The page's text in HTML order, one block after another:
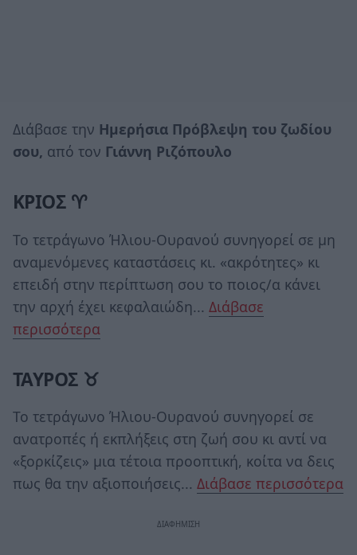
Διάβασε την Ημερήσια Πρόβλεψη του ζωδίου
σου, από τον Γιάννη Ριζόπουλο
ΚΡΙΟΣ ♈
Το τετράγωνο Ήλιου-Ουρανού συνηγορεί σε μη
αναμενόμενες καταστάσεις κι. «ακρότητες» κι
επειδή στην περίπτωση σου το ποιος/α κάνει
την αρχή έχει κεφαλαιώδη... Διάβασε
περισσότερα
ΤΑΥΡΟΣ ♉
Το τετράγωνο Ήλιου-Ουρανού συνηγορεί σε
ανατροπές ή εκπλήξεις στη ζωή σου κι αντί να
«ξορκίζεις» μια τέτοια προοπτική, κοίτα να δεις
πως θα την αξιοποιήσεις... Διάβασε περισσότερα